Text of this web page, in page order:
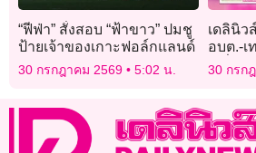
“ฟีฟ่า” สั่งสอบ “ฟ้าขาว” ปมชู
ป้ายเจ้าของเกาะฟอล์กแลนด์
30 กรกฎาคม 2569 5:02 น.
เดลินิว
อบต.-เ
เครื่อง
ปรับคร
30 กรก